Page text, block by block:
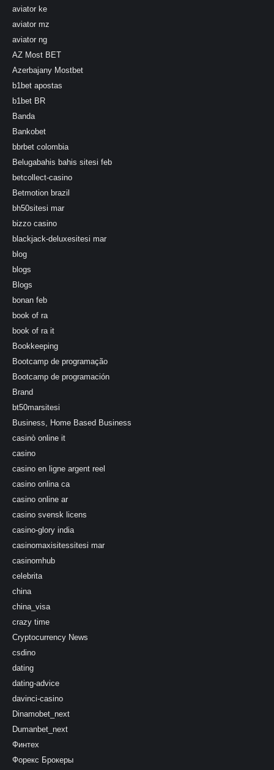
aviator ke
aviator mz
aviator ng
AZ Most BET
Azerbajany Mostbet
b1bet apostas
b1bet BR
Banda
Bankobet
bbrbet colombia
Belugabahis bahis sitesi feb
betcollect-casino
Betmotion brazil
bh50sitesi mar
bizzo casino
blackjack-deluxesitesi mar
blog
blogs
Blogs
bonan feb
book of ra
book of ra it
Bookkeeping
Bootcamp de programação
Bootcamp de programación
Brand
bt50marsitesi
Business, Home Based Business
casinò online it
casino
casino en ligne argent reel
casino onlina ca
casino online ar
casino svensk licens
casino-glory india
casinomaxisitessitesi mar
casinomhub
celebrita
china
china_visa
crazy time
Cryptocurrency News
csdino
dating
dating-advice
davinci-casino
Dinamobet_next
Dumanbet_next
Финтех
Форекс Брокеры